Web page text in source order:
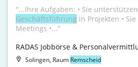
Geschäftsführung in Projekten •
Meetings •..."
RADAS Jobbörse &
Solingen, Raum Remscheid